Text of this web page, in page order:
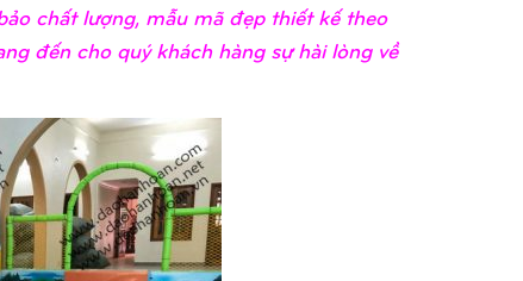
chất lượng, mẫu mã đẹp thiết kế theo
đến cho quý khách hàng sự hài lòng về